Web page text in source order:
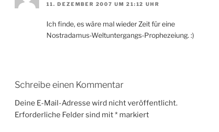
11. DEZEMBER 2007 UM 21:12 UHR
Ich finde, es wäre mal wieder Zeit für eine
Nostradamus-Weltuntergangs-Prophezeiung. :)
Schreibe einen Kommentar
Deine E-Mail-Adresse wird nicht veröffentlicht.
Erforderliche Felder sind mit* markiert